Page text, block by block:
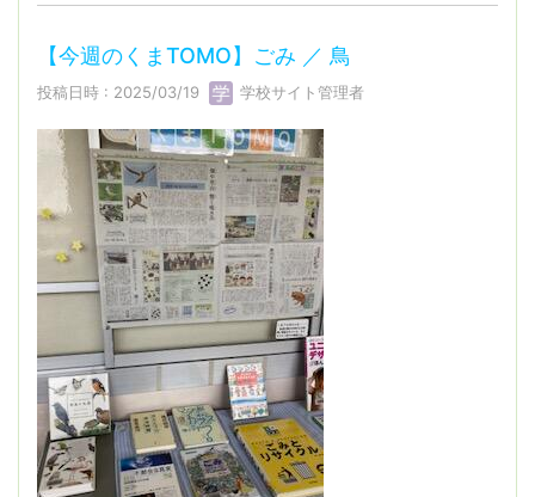
【今週のくまTOMO】ごみ ／ 鳥
投稿日時 : 2025/03/19 学校サイト管理者